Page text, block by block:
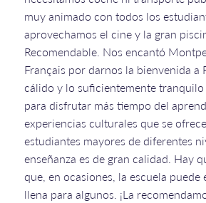
muy animado con todos los
aprovechamos el cine y la gran
Recomendable. Nos encantó
Français por darnos la bienvenida a
cálido y lo suficientemente
para disfrutar más tiempo del
experiencias culturales que se
estudiantes mayores de diferentes
enseñanza es de gran calidad. Hay
que, en ocasiones, la escuela puede
llena para algunos. ¡La